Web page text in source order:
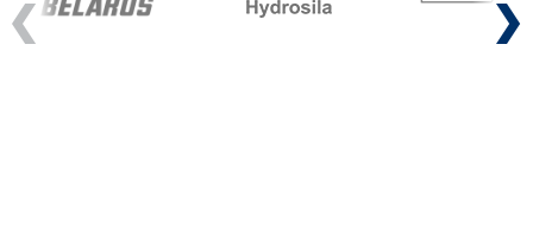
Previous Next